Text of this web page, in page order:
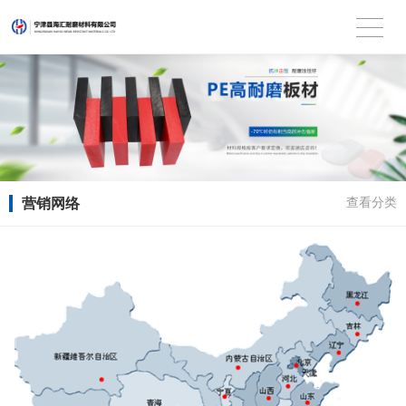
营销网络 查看分类